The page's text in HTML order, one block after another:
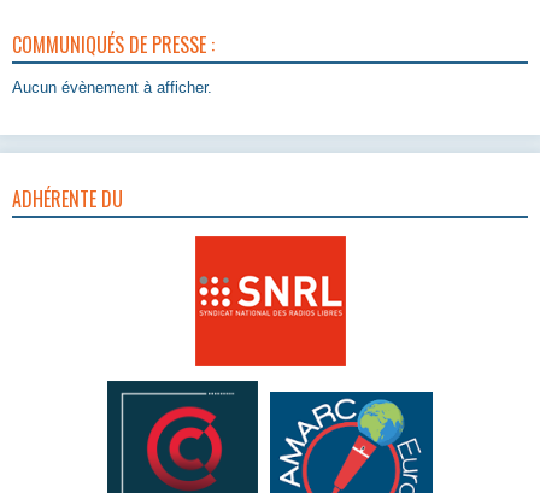
COMMUNIQUÉS DE PRESSE :
Aucun évènement à afficher.
ADHÉRENTE DU